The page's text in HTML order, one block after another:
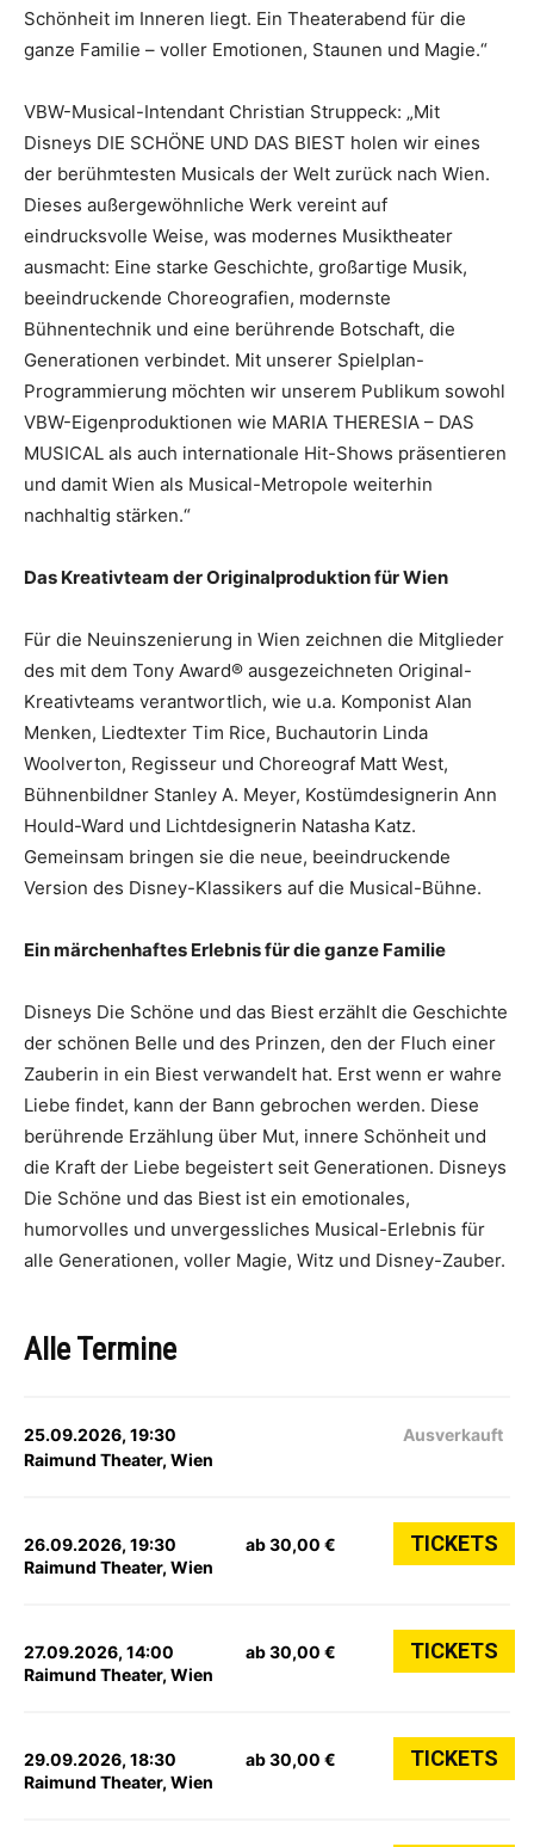
Schönheit im Inneren liegt. Ein Theaterabend für die
ganze Familie – voller Emotionen, Staunen und Magie.“
VBW-Musical-Intendant Christian Struppeck: „Mit
Disneys DIE SCHÖNE UND DAS BIEST holen wir eines
der berühmtesten Musicals der Welt zurück nach Wien.
Dieses außergewöhnliche Werk vereint auf
eindrucksvolle Weise, was modernes Musiktheater
ausmacht: Eine starke Geschichte, großartige Musik,
beeindruckende Choreografien, modernste
Bühnentechnik und eine berührende Botschaft, die
Generationen verbindet. Mit unserer Spielplan-
Programmierung möchten wir unserem Publikum sowohl
VBW-Eigenproduktionen wie MARIA THERESIA – DAS
MUSICAL als auch internationale Hit-Shows präsentieren
und damit Wien als Musical-Metropole weiterhin
nachhaltig stärken.“
Das Kreativteam der Originalproduktion für Wien
Für die Neuinszenierung in Wien zeichnen die Mitglieder
des mit dem Tony Award® ausgezeichneten Original-
Kreativteams verantwortlich, wie u.a. Komponist Alan
Menken, Liedtexter Tim Rice, Buchautorin Linda
Woolverton, Regisseur und Choreograf Matt West,
Bühnenbildner Stanley A. Meyer, Kostümdesignerin Ann
Hould-Ward und Lichtdesignerin Natasha Katz.
Gemeinsam bringen sie die neue, beeindruckende
Version des Disney-Klassikers auf die Musical-Bühne.
Ein märchenhaftes Erlebnis für die ganze Familie
Disneys Die Schöne und das Biest erzählt die Geschichte
der schönen Belle und des Prinzen, den der Fluch einer
Zauberin in ein Biest verwandelt hat. Erst wenn er wahre
Liebe findet, kann der Bann gebrochen werden. Diese
berührende Erzählung über Mut, innere Schönheit und
die Kraft der Liebe begeistert seit Generationen. Disneys
Die Schöne und das Biest ist ein emotionales,
humorvolles und unvergessliches Musical-Erlebnis für
alle Generationen, voller Magie, Witz und Disney-Zauber.
Alle Termine
25.09.2026, 19:30
Raimund Theater, Wien
Ausverkauft
26.09.2026, 19:30
Raimund Theater, Wien
ab 30,00 € TICKETS
27.09.2026, 14:00
Raimund Theater, Wien
ab 30,00 € TICKETS
29.09.2026, 18:30
Raimund Theater, Wien
ab 30,00 € TICKETS